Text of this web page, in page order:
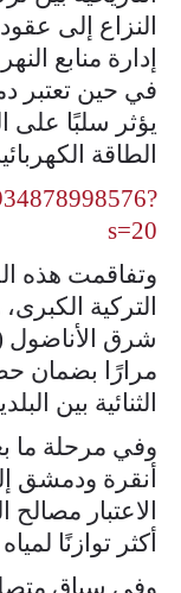
النزاع إلى
إدارة منابع
في حين تعتبر
يؤثر سلبًا على
الطاقة
s=20
وتفاقمت هذه
التركية
مرارًا بضمان
الثنائية بين
وفي مرحلة ما
أنقرة ودمشق
الاعتبار
أكثر توازنًا
وفي سياق